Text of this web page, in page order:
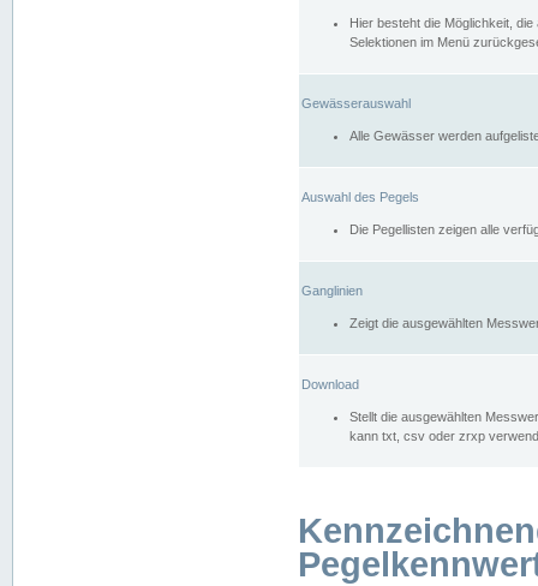
Hier besteht die Möglichkeit,
Selektionen im Menü
Gewässerauswahl
Alle Gewässer werden
Auswahl des Pegels
Die Pegellisten zeigen alle
Ganglinien
Zeigt die ausgewählten
Download
Stellt die ausgewählten
kann txt, csv oder zrxp